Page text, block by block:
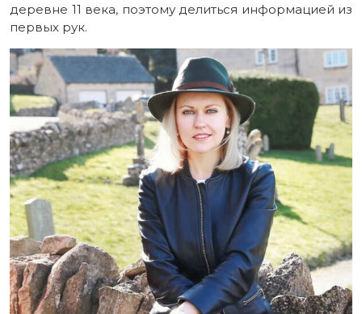
деревне 11 века, поэтому делиться информацией из
первых рук.